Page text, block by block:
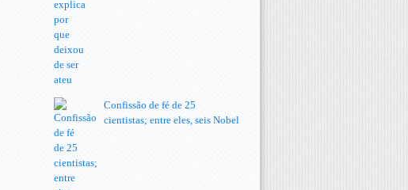
Confissão de fé de 25
cientistas; entre eles, seis Nobel